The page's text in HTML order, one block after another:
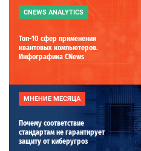
CNEWS ANALYTICS
Топ-10 сфер применения
квантовых компьютеров.
Инфографика CNews
МНЕНИЕ МЕСЯЦА
Почему соответствие
стандартам не гарантирует
защиту от киберугроз